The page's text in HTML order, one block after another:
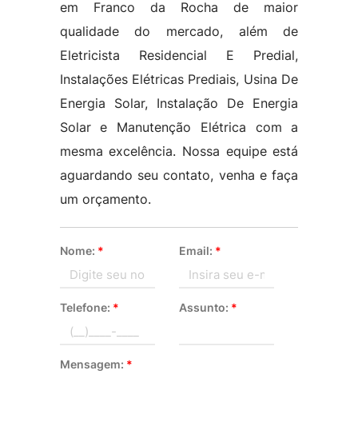
em Franco da Rocha de maior
qualidade do mercado, além de
Eletricista Residencial E Predial,
Instalações Elétricas Prediais, Usina De
Energia Solar, Instalação De Energia
Solar e Manutenção Elétrica com a
mesma excelência. Nossa equipe está
aguardando seu contato, venha e faça
um orçamento.
Nome: * Email: *
Telefone: * Assunto: *
Mensagem: *